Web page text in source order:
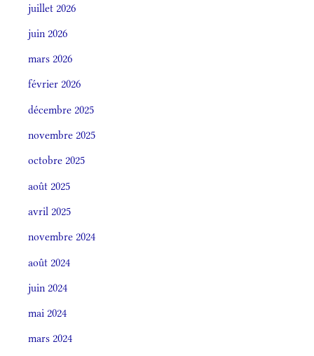
juillet 2026
juin 2026
mars 2026
février 2026
décembre 2025
novembre 2025
octobre 2025
août 2025
avril 2025
novembre 2024
août 2024
juin 2024
mai 2024
mars 2024